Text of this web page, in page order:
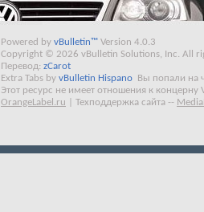
Powered by vBulletin™ Version 4.0.3
Copyright © 2026 vBulletin Solutions, Inc. All
Перевод: zCarot
Extra Tabs by vBulletin Hispano
Вы попали на
Этот ресурс не имеет отношения к концерну
OrangeLabel.ru
Техподдержка сайта --